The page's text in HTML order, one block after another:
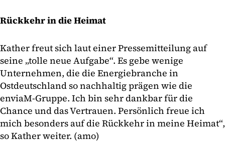
Rückkehr in die Heimat
Kather freut sich laut einer Pressemitteilung auf
seine „tolle neue Aufgabe“. Es gebe wenige
Unternehmen, die die Energiebranche in
Ostdeutschland so nachhaltig prägen wie die
enviaM-Gruppe. Ich bin sehr dankbar für die
Chance und das Vertrauen. Persönlich freue ich
mich besonders auf die Rückkehr in meine Heimat“,
so Kather weiter. (amo)